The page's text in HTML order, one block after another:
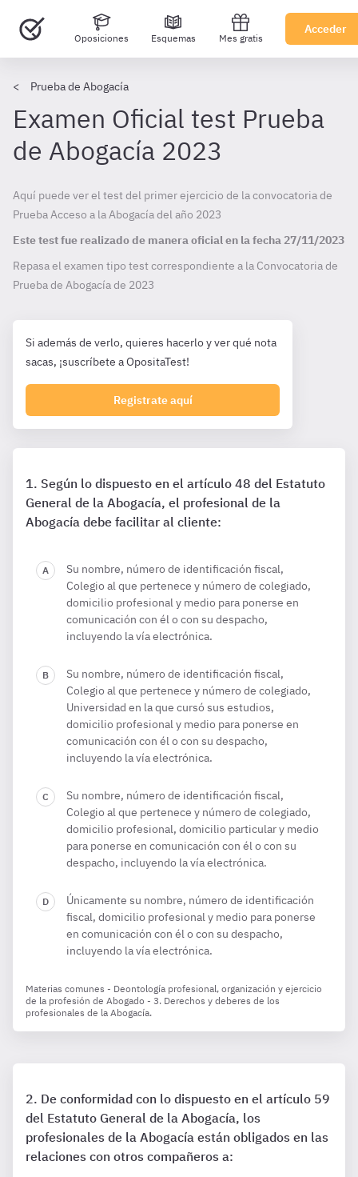
Oposiciones Esquemas Mes gratis
Acceder
Prueba de Abogacía
Examen Oficial test Prueba
de Abogacía 2023
Aquí puede ver el test del primer ejercicio de la convocatoria de
Prueba Acceso a la Abogacía del año 2023
Este test fue realizado de manera oficial en la fecha 27/11/2023
Repasa el examen tipo test correspondiente a la Convocatoria de
Prueba de Abogacía de 2023
Si además de verlo, quieres hacerlo y ver qué nota
sacas, ¡suscríbete a OpositaTest!
Registrate aquí
Según lo dispuesto en el artículo 48 del Estatuto
General de la Abogacía, el profesional de la
Abogacía debe facilitar al cliente:
Su nombre, número de identificación fiscal,
Colegio al que pertenece y número de colegiado,
domicilio profesional y medio para ponerse en
comunicación con él o con su despacho,
incluyendo la vía electrónica.
Su nombre, número de identificación fiscal,
Colegio al que pertenece y número de colegiado,
Universidad en la que cursó sus estudios,
domicilio profesional y medio para ponerse en
comunicación con él o con su despacho,
incluyendo la vía electrónica.
Su nombre, número de identificación fiscal,
Colegio al que pertenece y número de colegiado,
domicilio profesional, domicilio particular y medio
para ponerse en comunicación con él o con su
despacho, incluyendo la vía electrónica.
Únicamente su nombre, número de identificación
fiscal, domicilio profesional y medio para ponerse
en comunicación con él o con su despacho,
incluyendo la vía electrónica.
Materias comunes - Deontología profesional, organización y ejercicio
de la profesión de Abogado - 3. Derechos y deberes de los
profesionales de la Abogacía.
De conformidad con lo dispuesto en el artículo 59
del Estatuto General de la Abogacía, los
profesionales de la Abogacía están obligados en las
relaciones con otros compañeros a: